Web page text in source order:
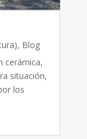
, Blog
cerámica,
situación,
los